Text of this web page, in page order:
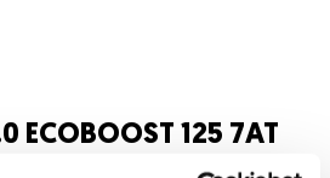
ECOBOOST 125 7AT